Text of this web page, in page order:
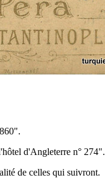
d'Angleterre n° 274".
de celles qui suivront.